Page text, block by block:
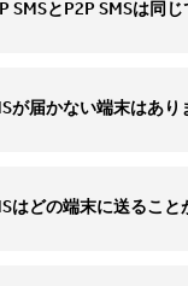
SMSとP2P SMSは同じ
が届かない端末はあり
はどの端末に送ること